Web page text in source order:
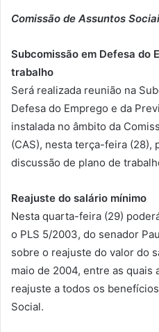
Comissão de Assuntos
Subcomissão em Defesa do
trabalho
Será realizada reunião na
Defesa do Emprego e da
instalada no âmbito da
(CAS), nesta terça-feira (28),
discussão de plano de
Reajuste do salário mínimo
Nesta quarta-feira (29)
o PLS 5/2003, do senador
sobre o reajuste do valor do
maio de 2004, entre as quais
reajuste a todos os
Social.